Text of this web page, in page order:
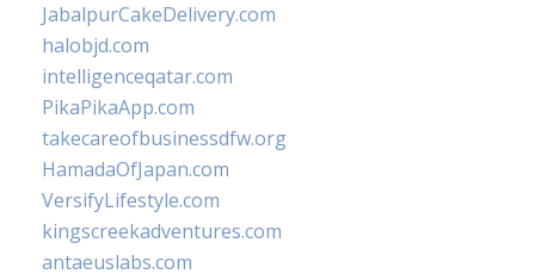
JabalpurCakeDelivery.com
halobjd.com
intelligenceqatar.com
PikaPikaApp.com
takecareofbusinessdfw.org
HamadaOfJapan.com
VersifyLifestyle.com
kingscreekadventures.com
antaeuslabs.com